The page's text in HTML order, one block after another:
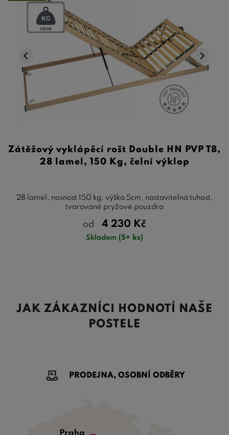
Zátěžový vyklápěcí rošt Double HN PVP T8,
28 lamel, 150 Kg, čelní výklop
28 lamel, nosnost 150 kg, výška 5cm, nastavitelná tuhost,
tvarované pryžové pouzdra
od 4 230 Kč
Skladem (5+ ks)
JAK ZÁKAZNÍCI HODNOTÍ NAŠE
POSTELE
PRODEJNA, OSOBNÍ ODBĚRY